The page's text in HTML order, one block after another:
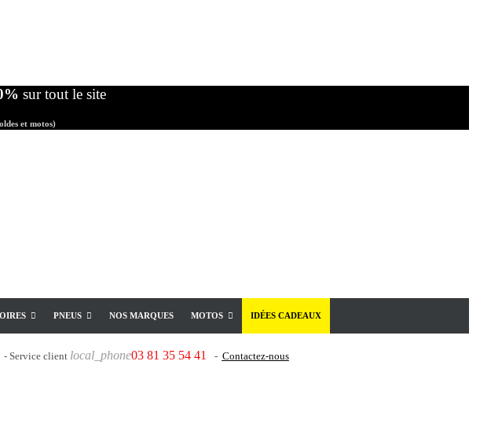
sur tout le site
et motos)
PNEUS NOS MARQUES MOTOS IDÉES CADEAUX
- Service client local_phone03 81 35 54 41 - Contactez-nous